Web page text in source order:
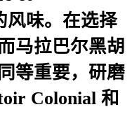
风味。在选择
马拉巴尔黑胡
等重要，研磨
Colonial 和